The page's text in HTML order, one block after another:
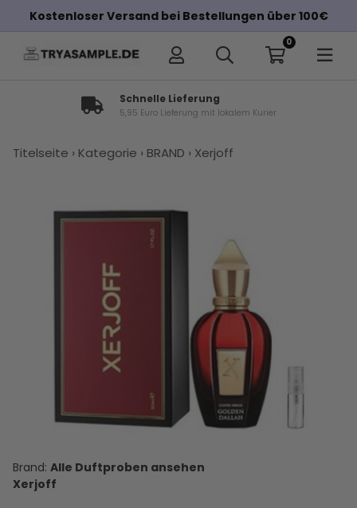
Kostenloser Versand bei Bestellungen über 100€
0
Schnelle Lieferung
5,95 Euro Lieferung mit lokalem Kurier
Andere Kunden haben diese auch
Duftprobe
10,00 €
VERSANDKOSTEN
Parfums
de Marly
Darley -
Duftprobe
- 2 ml
11,95 €
VERSANDKOSTEN
Alexandria
II - Eau de
Parfum -
Duftprobe
- 5 ml
20,00 €
VERSANDKOSTEN
Xerjoff
Erba Pura -
Eau de
Parfum -
Duftprobe
- 5 ml
20,00 €
VERSANDKOSTEN
- 2 ml
VERSANDKOSTEN
Titelseite › Kategorie › BRAND › Xerjoff
Alle Duftproben ansehen
Xerjoff